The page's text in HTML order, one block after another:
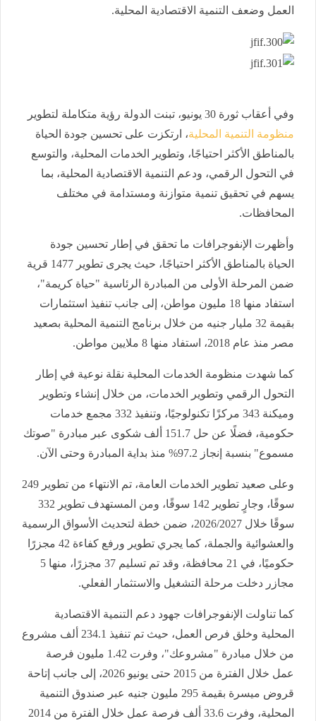
العمل وضعف التنمية الاقتصادية المحلية.
وفي أعقاب ثورة 30 يونيو، تبنت الدولة رؤية متكاملة لتطوير
منظومة التنمية المحلية، ارتكزت على تحسين جودة الحياة
بالمناطق الأكثر احتياجًا، وتطوير الخدمات المحلية، والتوسع
في التحول الرقمي، ودعم التنمية الاقتصادية المحلية، بما
يسهم في تحقيق تنمية متوازنة ومستدامة في مختلف
المحافظات.
وأظهرت الإنفوجرافات ما تحقق في إطار تحسين جودة
الحياة بالمناطق الأكثر احتياجًا، حيث يجرى تطوير 1477 قرية
ضمن المرحلة الأولى من المبادرة الرئاسية "حياة كريمة"،
استفاد منها 18 مليون مواطن، إلى جانب تنفيذ استثمارات
بقيمة 32 مليار جنيه من خلال برنامج التنمية المحلية بصعيد
مصر منذ عام 2018، استفاد منها 8 ملايين مواطن.
كما شهدت منظومة الخدمات المحلية نقلة نوعية في إطار
التحول الرقمي وتطوير الخدمات، من خلال إنشاء وتطوير
وميكنة 343 مركزًا تكنولوجيًا، وتنفيذ 332 مجمع خدمات
حكومية، فضلًا عن حل 151.7 ألف شكوى عبر مبادرة "صوتك
مسموع" بنسبة إنجاز 97.2% منذ بداية المبادرة وحتى الآن.
وعلى صعيد تطوير الخدمات العامة، تم الانتهاء من تطوير 249
سوقًا، وجارٍ تطوير 142 سوقًا، ومن المستهدف تطوير 332
سوقًا خلال 2026/2027، ضمن خطة لتحديث الأسواق الرسمية
والعشوائية والجملة، كما يجري تطوير ورفع كفاءة 42 مجزرًا
حكوميًا، في 21 محافظة، وقد تم تسليم 37 مجزرًا، منها 5
مجازر دخلت مرحلة التشغيل والاستثمار الفعلي.
كما تناولت الإنفوجرافات جهود دعم التنمية الاقتصادية
المحلية وخلق فرص العمل، حيث تم تنفيذ 234.1 ألف مشروع
من خلال مبادرة "مشروعك"، وفرت 1.42 مليون فرصة
عمل خلال الفترة من 2015 حتى يونيو 2026، إلى جانب إتاحة
قروض ميسرة بقيمة 295 مليون جنيه عبر صندوق التنمية
المحلية، وفرت 33.6 ألف فرصة عمل خلال الفترة من 2014